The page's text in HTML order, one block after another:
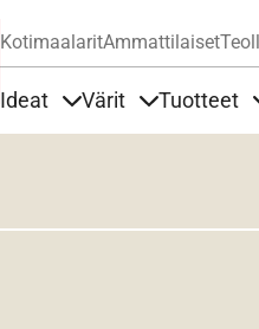
KotimaalaritAmmattilaiset
Ideat Värit Tuotteet